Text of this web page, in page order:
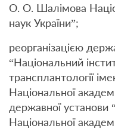
О. О. Шалімова
наук України”;
реорганізацією
“Національний
трансплантології
Національної
державної установи
Національної